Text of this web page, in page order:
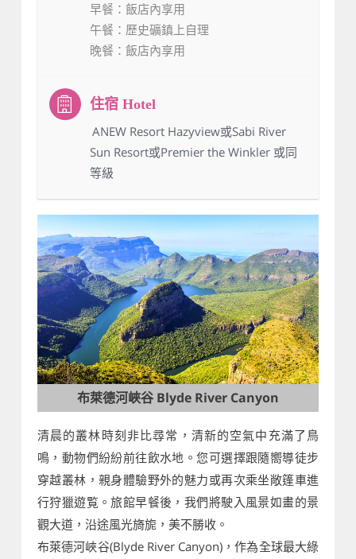
早餐 ：飯店內享用
午餐 ：歷史礦鎮上自理
晚餐 ：飯店內享用
：ANEW Resort Hazyview或Sabi River
Sun Resort或Premier the Winkler 或同
等級
布萊德河峽谷 Blyde River Canyon
清晨的叢林時刻非比尋常，清新的空氣中充滿了鳥
鳴，動物們紛紛前往飲水地。您可選擇跟隨嚮導徒步
穿越叢林，親身體驗野外的魅力或再次乘坐敞篷車進
行狩獵遊覧。旅館早餐後，我們將駛入風景如畫的景
觀大道，沿途風光旖旎，美不勝收。
布萊德河峽谷(Blyde River Canyon)，作為全球最大綠